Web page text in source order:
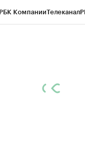
РБК КомпанииТелеканал